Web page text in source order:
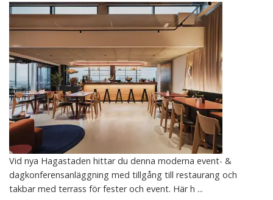
Vid nya Hagastaden hittar du denna moderna event- &
dagkonferensanläggning med tillgång till restaurang och
takbar med terrass för fester och event. Här h ...